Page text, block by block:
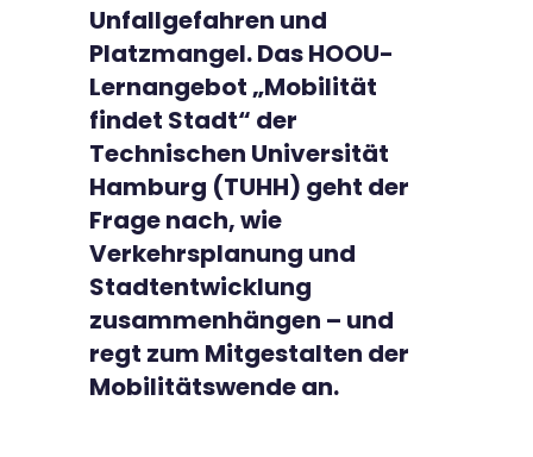
Unfallgefahren und
Platzmangel. Das HOOU-
Lernangebot „Mobilität
findet Stadt“ der
Technischen Universität
Hamburg (TUHH) geht der
Frage nach, wie
Verkehrsplanung und
Stadtentwicklung
zusammenhängen – und
regt zum Mitgestalten der
Mobilitätswende an.